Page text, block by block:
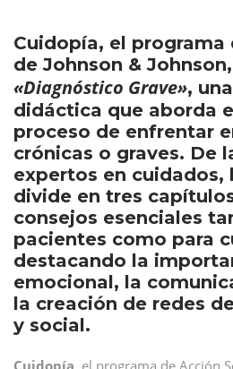
Cuidopía, el programa
de Johnson &
«Diagnóstico Grave»,
didáctica que aborda
proceso de enfrentar
crónicas o graves. De
expertos en cuidados,
divide en tres
consejos esenciales
pacientes como para
destacando la
emocional, la
la creación de redes
y social.
Cuidopía, el programa de Acción